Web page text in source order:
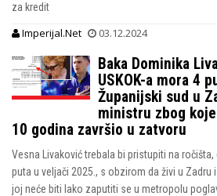
za kredit
Imperijal.Net 03.12.2024
Baka Dominika
USKOK-a mora 4
Županijski sud u
ministru zbog
10 godina završio u zatvoru
Vesna Livaković trebala bi pristupiti na ročišta,
puta u veljači 2025., s obzirom da živi u
joj neće biti lako zaputiti se u metropolu